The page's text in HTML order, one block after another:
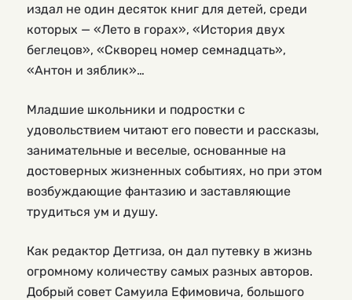
издал не один десяток книг для детей, среди
которых — «Лето в горах», «История двух
беглецов», «Скворец номер семнадцать»,
«Антон и зяблик»…
Младшие школьники и подростки с
удовольствием читают его повести и рассказы,
занимательные и веселые, основанные на
достоверных жизненных событиях, но при этом
возбуждающие фантазию и заставляющие
трудиться ум и душу.
Как редактор Детгиза, он дал путевку в жизнь
огромному количеству самых разных авторов.
Добрый совет Самуила Ефимовича, большого